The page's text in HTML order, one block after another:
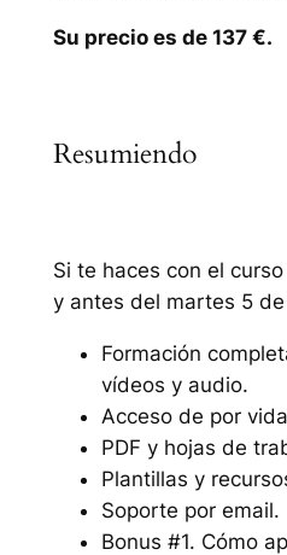
Su precio es de 137 €.
Resumiendo
Si te haces con el
y antes del martes 5
Formación
vídeos y audio.
Acceso de por
PDF y hojas de
Plantillas y
Soporte por email.
Bonus #1. Cómo